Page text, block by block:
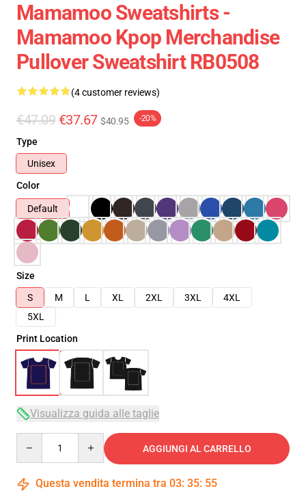
Mamamoo Sweatshirts -
Mamamoo Kpop Merchandise
Pullover Sweatshirt RB0508
(4 customer reviews)
€47.09 €37.67 $40.95 -20%
Type
Unisex
Color
Default
Size
S
M L XL 2XL 3XL
4XL
5XL
Print Location
Visualizza guida alle taglie
AGGIUNGI AL CARRELLO
Questa vendita termina tra 03: 35: 54